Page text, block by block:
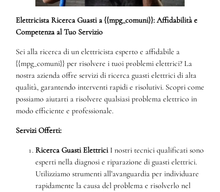
Elettricista Ricerca Guasti a {{mpg_comuni}}: Affidabilità e
Competenza al Tuo Servizio
Sei alla ricerca di un elettricista esperto e affidabile a
{{mpg_comuni}} per risolvere i tuoi problemi elettrici? La
nostra azienda offre servizi di ricerca guasti elettrici di alta
qualità, garantendo interventi rapidi e risolutivi. Scopri come
possiamo aiutarti a risolvere qualsiasi problema elettrico in
modo efficiente e professionale.
Servizi Offerti:
Ricerca Guasti ElettriciI nostri tecnici qualificati sono
esperti nella diagnosi e riparazione di guasti elettrici.
Utilizziamo strumenti all’avanguardia per individuare
rapidamente la causa del problema e risolverlo nel